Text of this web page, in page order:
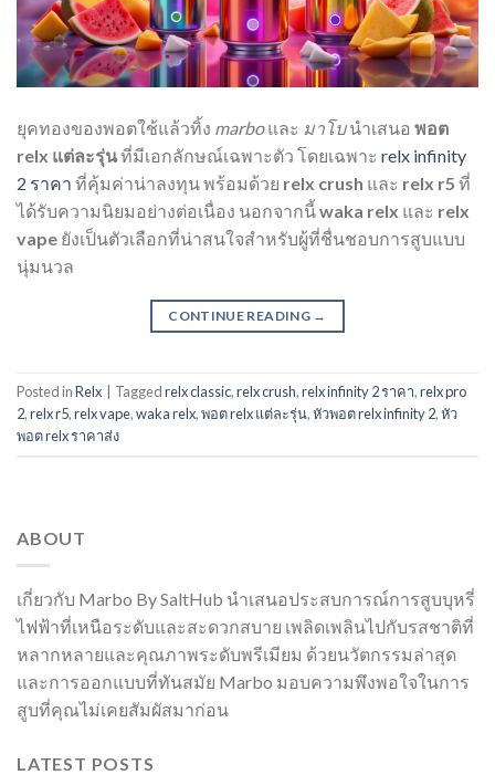
ยุคทองของพอตใช้แล้วทิ้ง marboและ มาโบนำเสนอ พอต
relx แต่ละรุ่นที่มีเอกลักษณ์เฉพาะตัว โดยเฉพาะ relx infinity
2 ราคา ที่คุ้มค่าน่าลงทุน พร้อมด้วย relx crush และ relx r5 ที่
ได้รับความนิยมอย่างต่อเนื่อง นอกจากนี้waka relx และ relx
vape ยังเป็นตัวเลือกที่น่าสนใจสำหรับผู้ที่ชื่นชอบการสูบแบบ
นุ่มนวล
CONTINUE READING →
Posted inRelx Taggedrelx classic,relx crush,relx infinity 2 ราคา,relx pro
2,relx r5,relx vape,waka relx,พอต relx แต่ละรุ่น,หัวพอต relx infinity 2,หัว
พอต relx ราคาส่ง
ABOUT
เกี่ยวกับ Marbo By SaltHub นำเสนอประสบการณ์การสูบบุหรี่
ไฟฟ้าที่เหนือระดับและสะดวกสบาย เพลิดเพลินไปกับรสชาติที่
หลากหลายและคุณภาพระดับพรีเมียม ด้วยนวัตกรรมล่าสุด
และการออกแบบที่ทันสมัย Marbo มอบความพึงพอใจในการ
สูบที่คุณไม่เคยสัมผัสมาก่อน
LATEST POSTS